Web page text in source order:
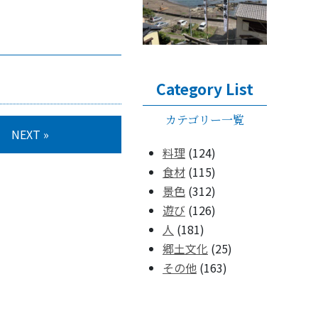
NEXT »
Category List
カテゴリー一覧
料理 (124)
食材 (115)
景色 (312)
遊び (126)
人 (181)
郷土文化 (25)
その他 (163)